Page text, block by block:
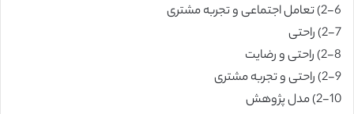
2-6) تعامل اجتماعی و تجربه مشتری
2-7) راحتی
2-8) راحتی و رضایت
2-9) راحتی و تجربه مشتری
2-10) مدل پژوهش